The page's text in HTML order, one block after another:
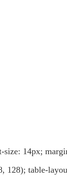
14px;
128); table-